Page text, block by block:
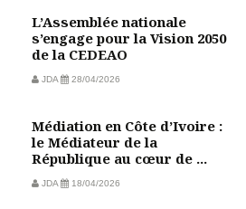
L’Assemblée nationale
s’engage pour la Vision 2050
de la CEDEAO
JDA 28/04/2026
Médiation en Côte d’Ivoire :
le Médiateur de la
République au cœur de ...
JDA 18/04/2026